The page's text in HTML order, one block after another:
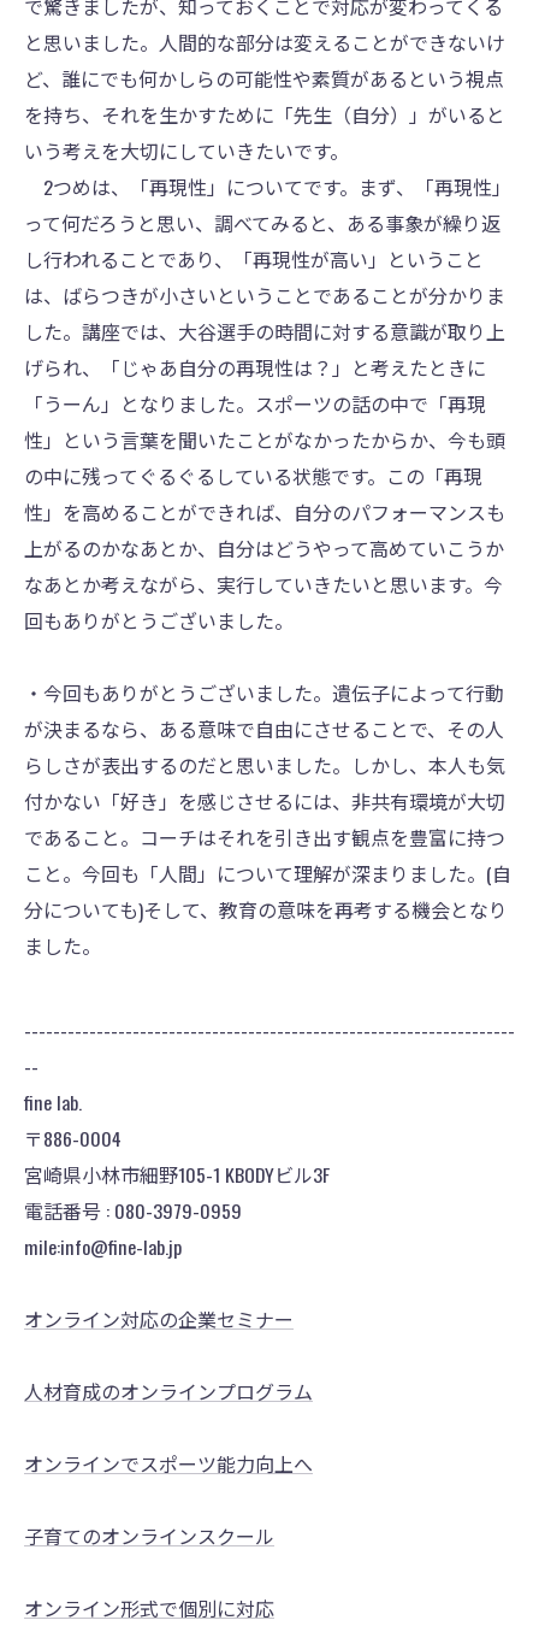
で驚きましたが、知っておくことで対応が変わってくる
と思いました。人間的な部分は変えることができないけ
ど、誰にでも何かしらの可能性や素質があるという視点
を持ち、それを生かすために「先生（自分）」がいると
いう考えを大切にしていきたいです。
2つめは、「再現性」についてです。まず、「再現性」
って何だろうと思い、調べてみると、ある事象が繰り返
し行われることであり、「再現性が高い」ということ
は、ばらつきが小さいということであることが分かりま
した。講座では、大谷選手の時間に対する意識が取り上
げられ、「じゃあ自分の再現性は？」と考えたときに
「うーん」となりました。スポーツの話の中で「再現
性」という言葉を聞いたことがなかったからか、今も頭
の中に残ってぐるぐるしている状態です。この「再現
性」を高めることができれば、自分のパフォーマンスも
上がるのかなあとか、自分はどうやって高めていこうか
なあとか考えながら、実行していきたいと思います。今
回もありがとうございました。
・今回もありがとうございました。遺伝子によって行動
が決まるなら、ある意味で自由にさせることで、その人
らしさが表出するのだと思いました。しかし、本人も気
付かない「好き」を感じさせるには、非共有環境が大切
であること。コーチはそれを引き出す観点を豊富に持つ
こと。今回も「人間」について理解が深まりました。(自
分についても)そして、教育の意味を再考する機会となり
ました。
--------------------------------------------------------------------
--
fine lab.
〒886-0004
宮崎県小林市細野105-1 KBODYビル3F
電話番号 : 080-3979-0959
mile:info@fine-lab.jp
オンライン対応の企業セミナー
人材育成のオンラインプログラム
オンラインでスポーツ能力向上へ
子育てのオンラインスクール
オンライン形式で個別に対応